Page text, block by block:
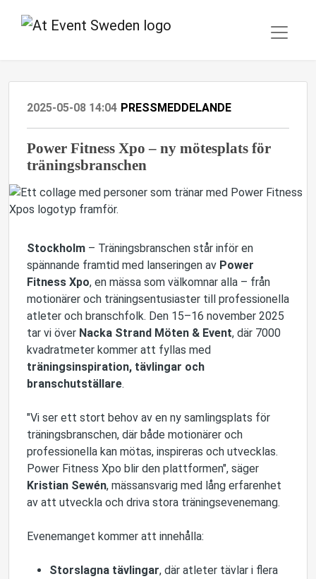
2025-05-08 14:04 PRESSMEDDELANDE
Power Fitness Xpo – ny mötesplats för
träningsbranschen
Stockholm – Träningsbranschen står inför en
spännande framtid med lanseringen av Power
Fitness Xpo, en mässa som välkomnar alla – från
motionärer och träningsentusiaster till professionella
atleter och branschfolk. Den 15–16 november 2025
tar vi över Nacka Strand Möten & Event, där 7000
kvadratmeter kommer att fyllas med
träningsinspiration, tävlingar och
branschutställare.
"Vi ser ett stort behov av en ny samlingsplats för
träningsbranschen, där både motionärer och
professionella kan mötas, inspireras och utvecklas.
Power Fitness Xpo blir den plattformen", säger
Kristian Sewén, mässansvarig med lång erfarenhet
av att utveckla och driva stora träningsevenemang.
Evenemanget kommer att innehålla:
Storslagna tävlingar, där atleter tävlar i flera